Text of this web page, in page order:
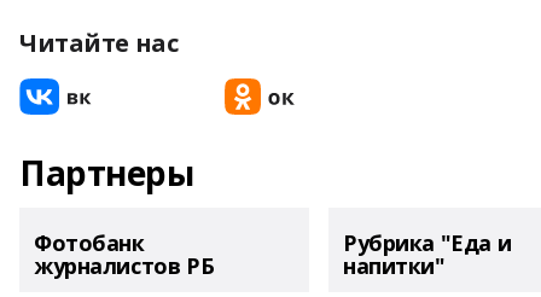
Читайте нас
Партнеры
Фотобанк
журналистов РБ
Рубрика "Еда и
напитки"